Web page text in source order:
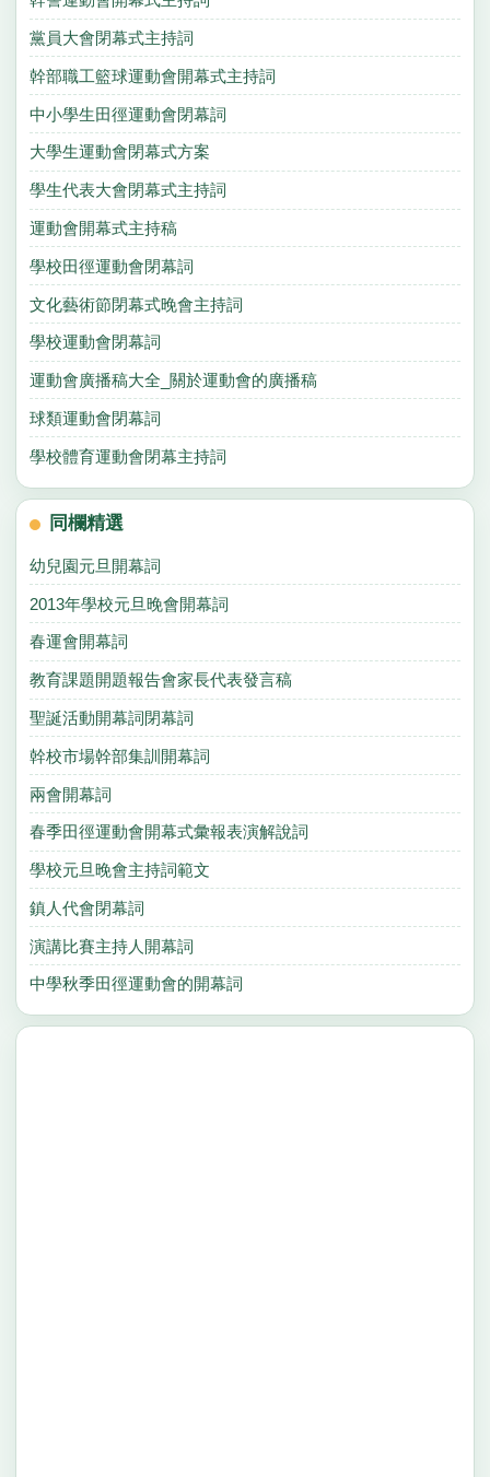
黨員大會閉幕式主持詞
幹部職工籃球運動會開幕式主持詞
中小學生田徑運動會閉幕詞
大學生運動會閉幕式方案
學生代表大會閉幕式主持詞
運動會開幕式主持稿
學校田徑運動會閉幕詞
文化藝術節閉幕式晚會主持詞
學校運動會閉幕詞
運動會廣播稿大全_關於運動會的廣播稿
球類運動會閉幕詞
學校體育運動會閉幕主持詞
同欄精選
幼兒園元旦開幕詞
2013年學校元旦晚會開幕詞
春運會開幕詞
教育課題開題報告會家長代表發言稿
聖誕活動開幕詞閉幕詞
幹校市場幹部集訓開幕詞
兩會開幕詞
春季田徑運動會開幕式彙報表演解說詞
學校元旦晚會主持詞範文
鎮人代會閉幕詞
演講比賽主持人開幕詞
中學秋季田徑運動會的開幕詞